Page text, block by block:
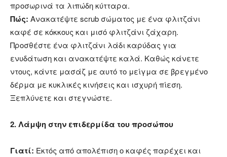
προσωρινά τα λιπώδη κύτταρα.
Πώς: Ανακατέψτε scrub σώματος με ένα φλιτζάνι
καφέ σε κόκκους και μισό φλιτζάνι ζάχαρη.
Προσθέστε ένα φλιτζάνι λάδι καρύδας για
ενυδάτωση και ανακατέψτε καλά. Καθώς κάνετε
ντους, κάντε μασάζ με αυτό το μείγμα σε βρεγμένο
δέρμα με κυκλικές κινήσεις και ισχυρή πίεση.
Ξεπλύνετε και στεγνώστε.
2. Λάμψη στην επιδερμίδα του προσώπου
Γιατί: Εκτός από απολέπιση ο καφές παρέχει και